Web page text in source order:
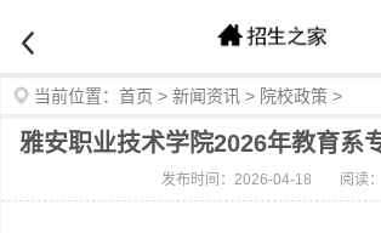
当前位置： 首页 > 新闻资讯 > 院校政策 >
雅安职业技术学院2026年教育系
发布时间：2026-04-18 阅读：